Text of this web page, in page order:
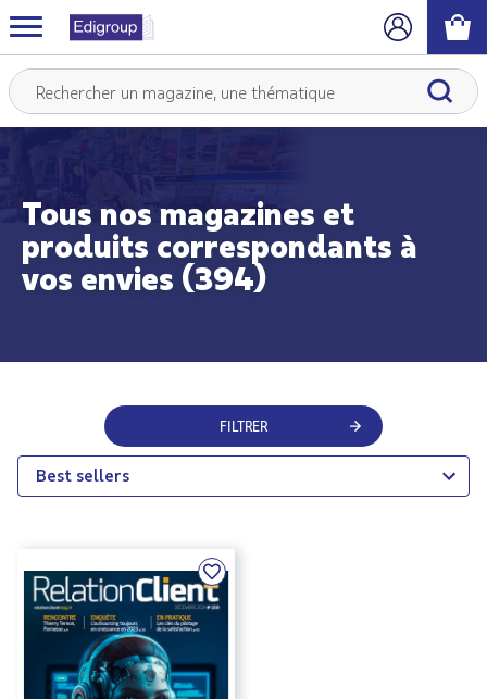
Tous nos magazines et
produits correspondants à
vos envies (394)
FILTRER
Best sellers